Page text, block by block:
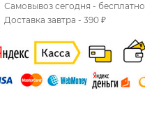
Самовывоз сегодня - бесплатно
Доставка завтра - 390 ₽